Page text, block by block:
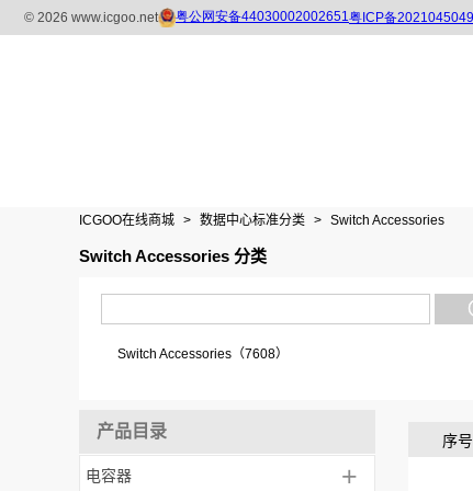
ICGOO在线商城 > 数据中心标准分类 > Switch Accessories
Switch Accessories 分类
Switch Accessories（7608）
产品目录
电容器 +
序号